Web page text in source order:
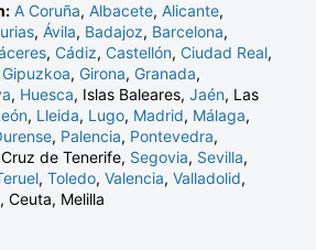
A Coruña, Albacete, Alicante,
, Ávila, Badajoz, Barcelona,
, Cádiz, Castellón, Ciudad Real,
Gipuzkoa, Girona, Granada,
, Huesca, Islas Baleares, Jaén, Las
, Lleida, Lugo, Madrid, Málaga,
, Palencia, Pontevedra,
de Tenerife, Segovia, Sevilla,
, Toledo, Valencia, Valladolid,
, Ceuta, Melilla